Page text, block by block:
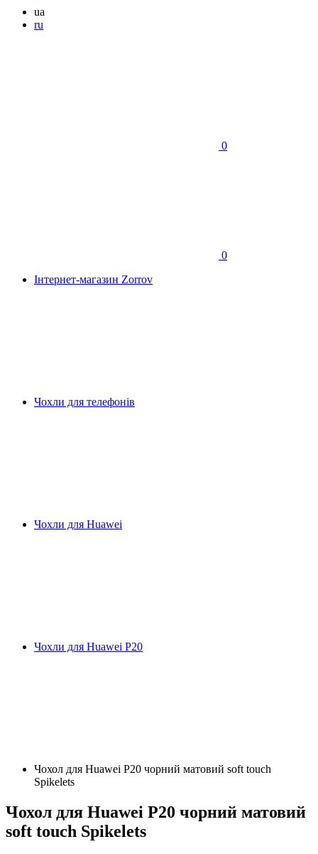
ua
ru
0
0
Інтернет-магазин Zorrov
Чохли для телефонів
Чохли для Huawei
Чохли для Huawei P20
Чохол для Huawei P20 чорний матовий soft touch
Spikelets
Чохол для Huawei P20 чорний матовий
soft touch Spikelets